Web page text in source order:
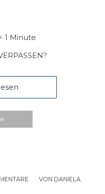
1 Minute
/ VON DANIELA